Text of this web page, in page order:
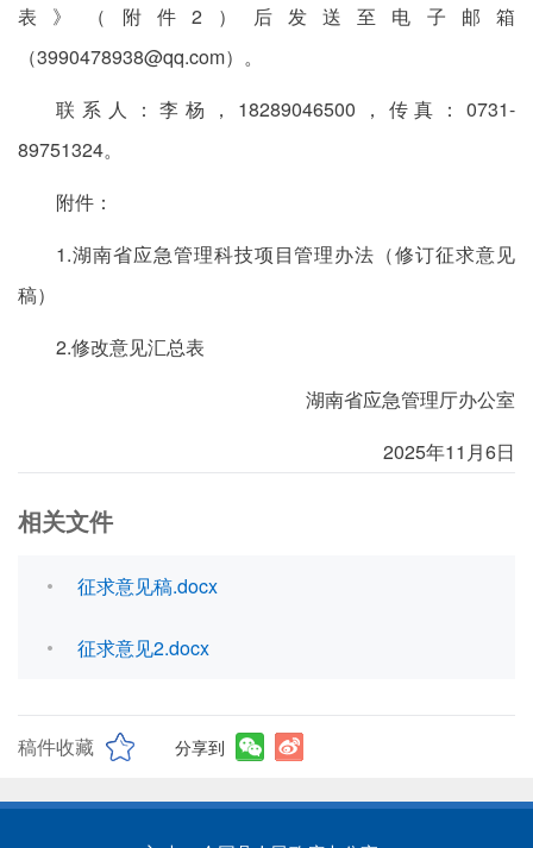
表》（附件2）后发送至电子邮箱
（3990478938@qq.com）。
联系人：李杨，18289046500，传真：0731-
89751324。
附件：
1.湖南省应急管理科技项目管理办法（修订征求意见
稿）
2.修改意见汇总表
湖南省应急管理厅办公室
2025年11月6日
相关文件
征求意见稿.docx
征求意见2.docx
稿件收藏 分享到